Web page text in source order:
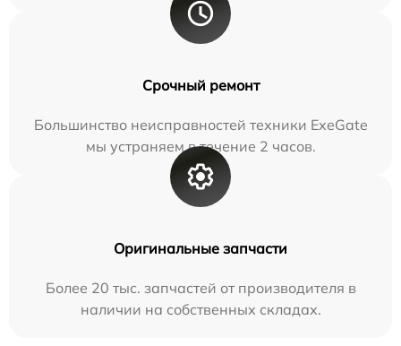
Срочный ремонт
Большинство неисправностей техники ExeGate
мы устраняем в течение 2 часов.
Оригинальные запчасти
Более 20 тыс. запчастей от производителя в
наличии на собственных складах.